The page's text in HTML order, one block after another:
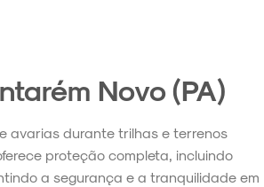
Novo (PA)
avarias durante trilhas e terrenos
proteção completa, incluindo
a segurança e a tranquilidade em